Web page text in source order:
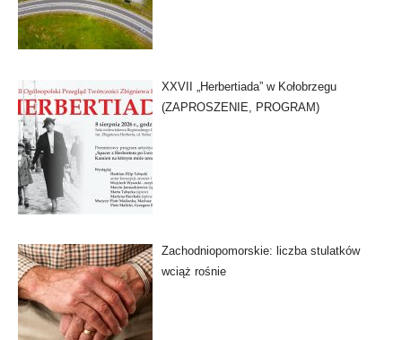
XXVII „Herbertiada” w Kołobrzegu
(ZAPROSZENIE, PROGRAM)
Zachodniopomorskie: liczba stulatków
wciąż rośnie